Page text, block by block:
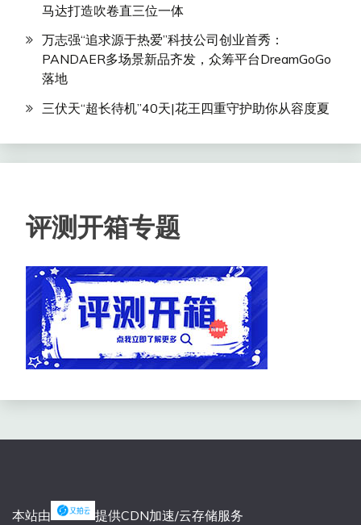
马达打造吹卷直三位一体
万志强“追求源于热爱”科技公司创业首秀：
PANDAER多场景新品齐发，众筹平台DreamGoGo
落地
三伏天“超长待机”40天|花王四重守护助你从容度夏
评测开箱专题
本站由 提供CDN加速/云存储服务